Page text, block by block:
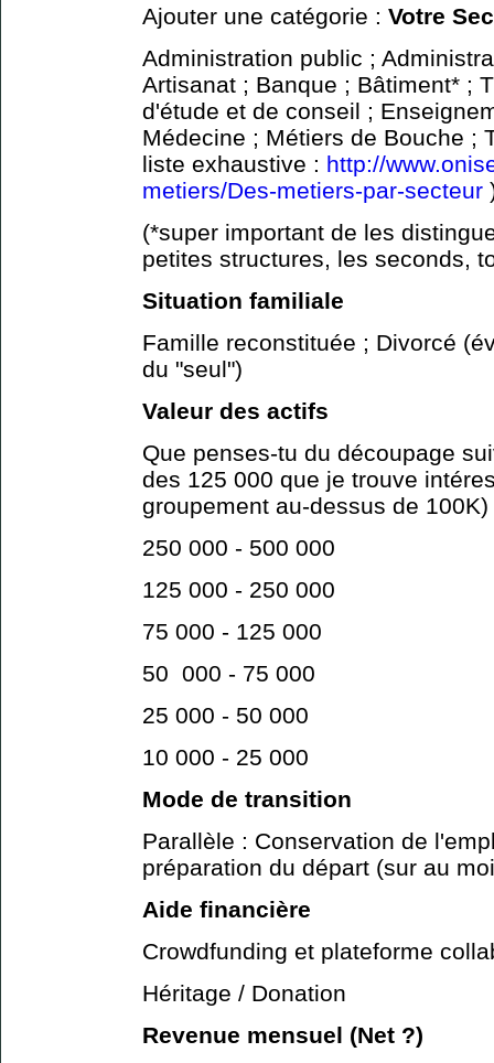
Ajouter une catégorie : Votre
Administration public ;
Artisanat ; Banque ; Bâtiment* ;
d'étude et de conseil ;
Médecine ; Métiers de Bouche ;
liste exhaustive : http://
metiers/Des-metiers-par-secteur
(*super important de les
petites structures, les seconds,
Situation familiale
Famille reconstituée ; Divorcé
du "seul")
Valeur des actifs
Que penses-tu du découpage
des 125 000 que je trouve
groupement au-dessus de 100K)
250 000 - 500 000
125 000 - 250 000
75 000 - 125 000
50 000 - 75 000
25 000 - 50 000
10 000 - 25 000
Mode de transition
Parallèle : Conservation de
préparation du départ (sur au
Aide financière
Crowdfunding et plateforme
Héritage / Donation
Revenue mensuel (Net ?)